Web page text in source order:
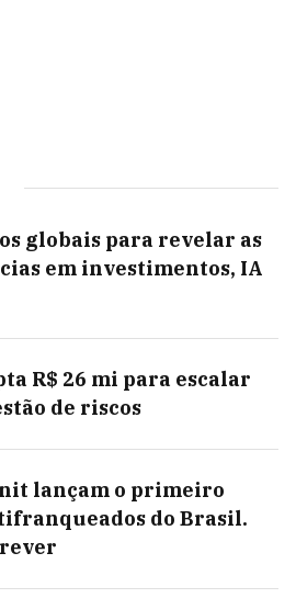
globais para revelar as
em investimentos, IA
R$ 26 mi para escalar
de riscos
lançam o primeiro
do Brasil.